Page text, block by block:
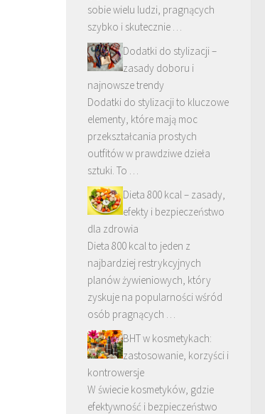
sobie wielu ludzi, pragnących
szybko i skutecznie …
Dodatki do stylizacji –
zasady doboru i
najnowsze trendy
Dodatki do stylizacji to kluczowe
elementy, które mają moc
przekształcania prostych
outfitów w prawdziwe dzieła
sztuki. To …
Dieta 800 kcal – zasady,
efekty i bezpieczeństwo
dla zdrowia
Dieta 800 kcal to jeden z
najbardziej restrykcyjnych
planów żywieniowych, który
zyskuje na popularności wśród
osób pragnących …
BHT w kosmetykach:
zastosowanie, korzyści i
kontrowersje
W świecie kosmetyków, gdzie
efektywność i bezpieczeństwo